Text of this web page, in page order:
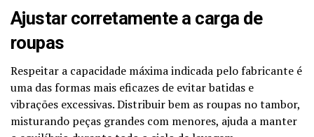
Ajustar corretamente a carga de
roupas
Respeitar a capacidade máxima indicada pelo fabricante é
uma das formas mais eficazes de evitar batidas e
vibrações excessivas. Distribuir bem as roupas no tambor,
misturando peças grandes com menores, ajuda a manter